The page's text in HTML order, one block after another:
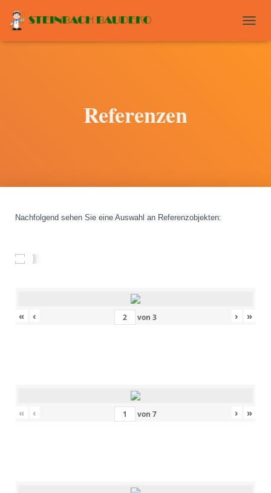
O
Referenzen
Nachfolgend sehen Sie eine Auswahl an Referenzobjekten:
« ‹ von 3 › »
« ‹ von 7 › »